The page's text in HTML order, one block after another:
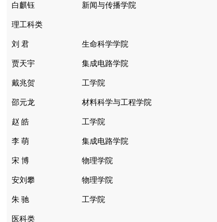
白麒钰 新闻与传播学院
理工科类
刘 君 生命科学学院
贾天宇 集成电路学院
戴兆贺 工学院
邵元龙 材料科学与工程学院
赵 皓 工学院
李 萌 集成电路学院
宋 博 物理学院
安刘攀 物理学院
朱 驰 工学院
医科类